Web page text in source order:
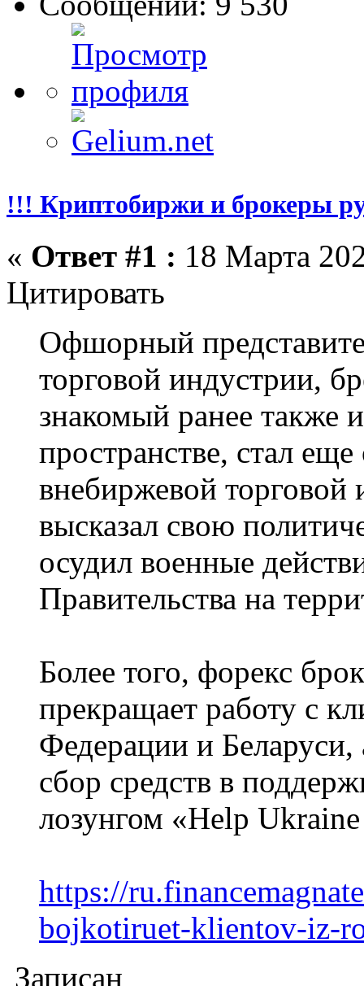
!!! Криптобиржи и брокеры
« Ответ #1 : 18 Марта
Цитировать
Офшорный
торговой индустрии,
знакомый ранее также
пространстве, стал
внебиржевой торговой
высказал свою
осудил военные
Правительства на
Более того, форекс
прекращает работу с
Федерации и Беларуси,
сбор средств в
лозунгом «Help
https://
bojkotiruet-klientov-iz-
Записан